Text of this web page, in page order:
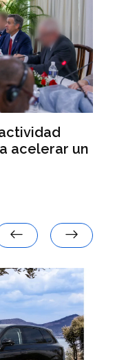
acelerar un